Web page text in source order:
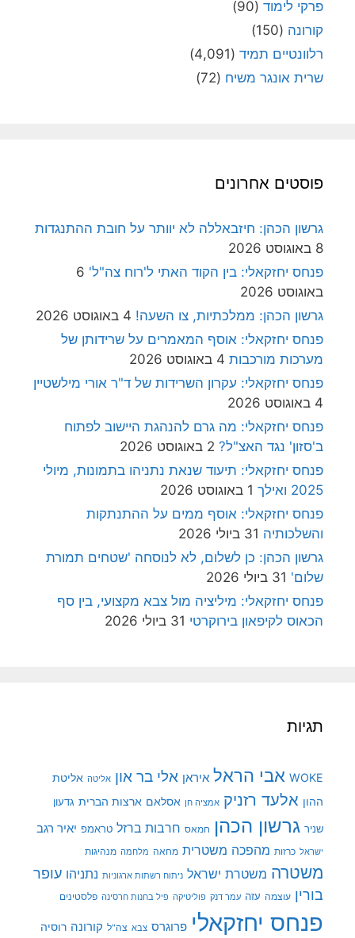
פרקי לימוד (90)
קורונה (150)
רלוונטיים תמיד (4,091)
שרית אונגר משיח (72)
פוסטים אחרונים
גרשון הכהן: חיזבאללה לא יוותר על חובת ההתנגדות
8 באוגוסט 2026
פנחס יחזקאלי: בין הקוד האתי ל'רוח צה"ל' 6
באוגוסט 2026
גרשון הכהן: ממלכתיות, צו השעה! 4 באוגוסט 2026
פנחס יחזקאלי: אוסף המאמרים על שרידותן של
מערכות מורכבות 4 באוגוסט 2026
פנחס יחזקאלי: עקרון השרידות של ד"ר אורי מילשטיין
4 באוגוסט 2026
פנחס יחזקאלי: מה גרם להנהגת היישוב לפתוח
ב'סזון' נגד האצ"ל? 2 באוגוסט 2026
פנחס יחזקאלי: תיעוד שנאת נתניהו בתמונות, מיולי
2025 ואילך
1 באוגוסט 2026
פנחס יחזקאלי: אוסף ממים על ההתנתקות
והשלכותיה 31 ביולי 2026
גרשון הכהן: כן לשלום, לא לנוסחה 'שטחים תמורת
שלום' 31 ביולי 2026
פנחס יחזקאלי: מיליציה מול צבא מקצועי, בין סף
הכאוס לקיפאון בירוקרטי 31 ביולי 2026
תגיות
WOKE אבי הראל איראן אלי בר און אליטה אליטת
ההון אלעד רזניק אמציה חן אסלאם ארצות הברית גדעון
שניר גרשון הכהן חמאס חרבות ברזל טראמפ יאיר רגב
ישראל כרזות מהפכה משטרית מחאה מלחמה מנהיגות
משטרה משטרת ישראל ניתוח רשתות ארגוניות נתניהו עופר
בורין עוצמה עזה עמר דנק פוליטיקה פיל בחנות חרסינה פלסטינים
פנחס יחזקאלי פרוגרס צבא צה"ל קורונה רוסיה